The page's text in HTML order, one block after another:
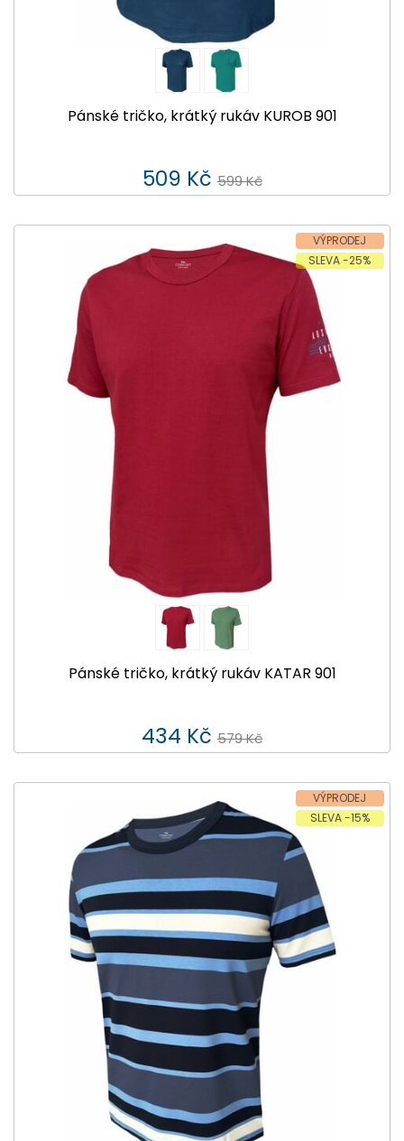
Pánské tričko, krátký rukáv KUROB 901
509 Kč 599 Kč
VÝPRODEJ
SLEVA -25%
Pánské tričko, krátký rukáv KATAR 901
434 Kč 579 Kč
VÝPRODEJ
SLEVA -15%